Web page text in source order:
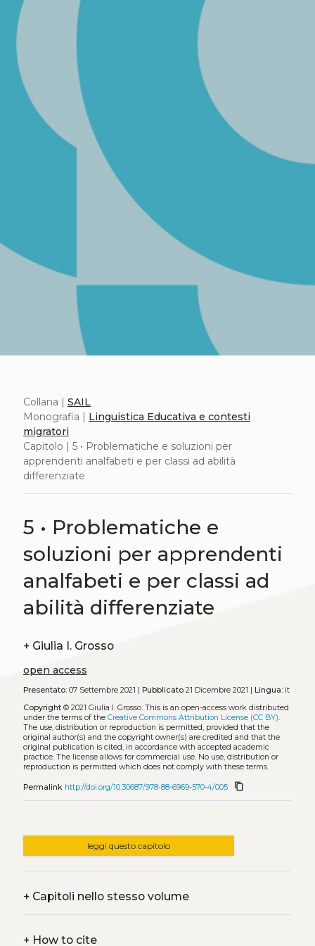
Collana | SAIL
Monografia | Linguistica Educativa e contesti
migratori
Capitolo | 5 • Problematiche e soluzioni per
apprendenti analfabeti e per classi ad abilità
differenziate
5 • Problematiche e
soluzioni per apprendenti
analfabeti e per classi ad
abilità differenziate
+ Giulia I. Grosso
open access
Presentato:07 Settembre 2021 | Pubblicato21 Dicembre 2021 | Lingua:it
Copyright© 2021 Giulia I. Grosso. This is an open-access work distributed
under the terms of the Creative Commons Attribution License (CC BY).
The use, distribution or reproduction is permitted, provided that the
original author(s) and the copyright owner(s) are credited and that the
original publication is cited, in accordance with accepted academic
practice. The license allows for commercial use. No use, distribution or
reproduction is permitted which does not comply with these terms.
Permalink http://doi.org/10.30687/978-88-6969-570-4/005 content_copy
leggi questo capitolo
+Capitoli nello stesso volume
+How to cite